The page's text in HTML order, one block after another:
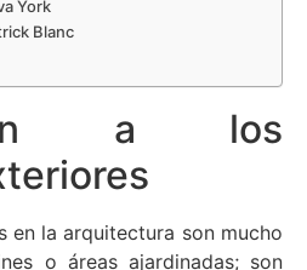
York
Blanc
a los
en la arquitectura son mucho
o áreas ajardinadas; son